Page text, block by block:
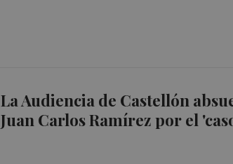
La Audiencia de Castellón
Juan Carlos Ramírez por el